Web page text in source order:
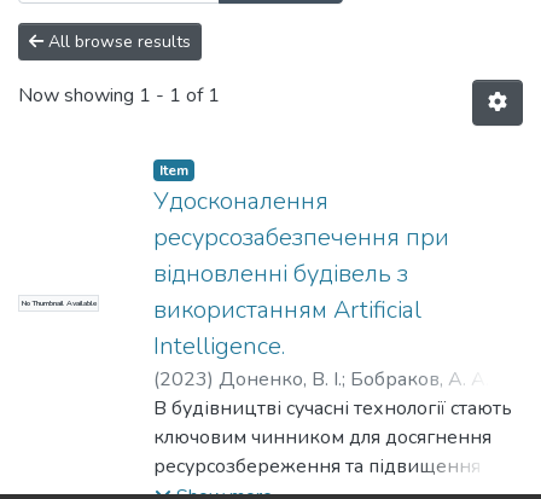
All browse results
Now showing 1 - 1 of 1
No Thumbnail Available
Item
Удосконалення
ресурсозабезпечення при
відновленні будівель з
використанням Artificial
Intelligence.
(2023) Доненко, В. І.; Бобраков, А. А.
Іваненко, Д. С. ;Donenko, V. I.;Bobrakov, A.
A.;Ivanenko, D. S.
В будівництві сучасні технології стають
ключовим чинником для досягнення
ресурсозбереження та підвищення